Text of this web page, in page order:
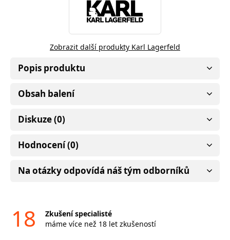
Zobrazit další produkty Karl Lagerfeld
Popis produktu
Obsah balení
Diskuze (0)
Hodnocení (0)
Na otázky odpovídá náš tým odborníků
18
Zkušení specialisté
máme více než 18 let zkušeností